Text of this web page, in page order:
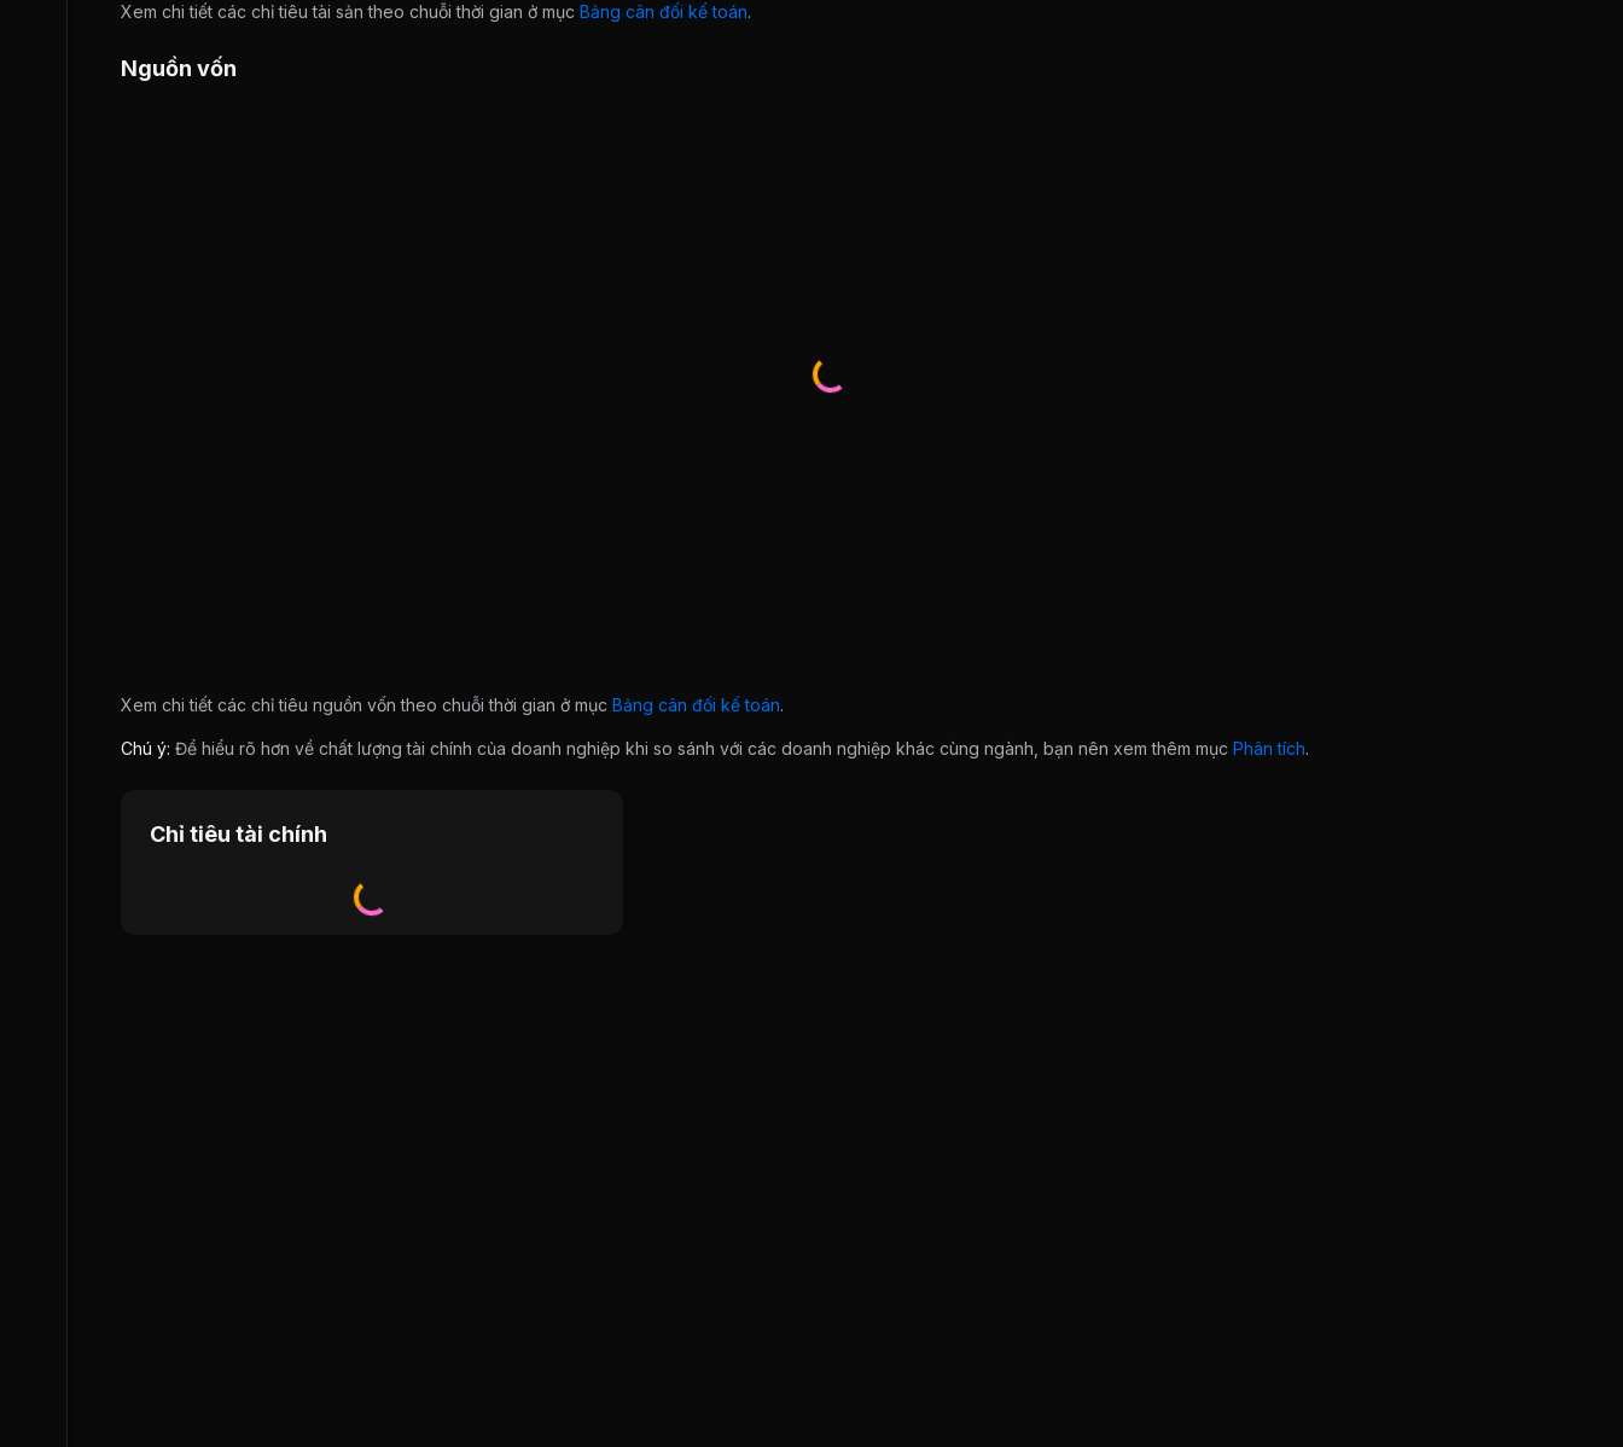
Xem chi tiết các chỉ tiêu tài sản theo chuỗi thời gian ở mục Bảng cân đối kế toán.
Nguồn vốn
Xem chi tiết các chỉ tiêu nguồn vốn theo chuỗi thời gian ở mục Bảng cân đối kế toán.
Chú ý: Để hiểu rõ hơn về chất lượng tài chính của doanh nghiệp khi so sánh với các doanh nghiệp khác cùng ngành, bạn nên xem thêm mục Phân tích.
Chỉ tiêu tài chính